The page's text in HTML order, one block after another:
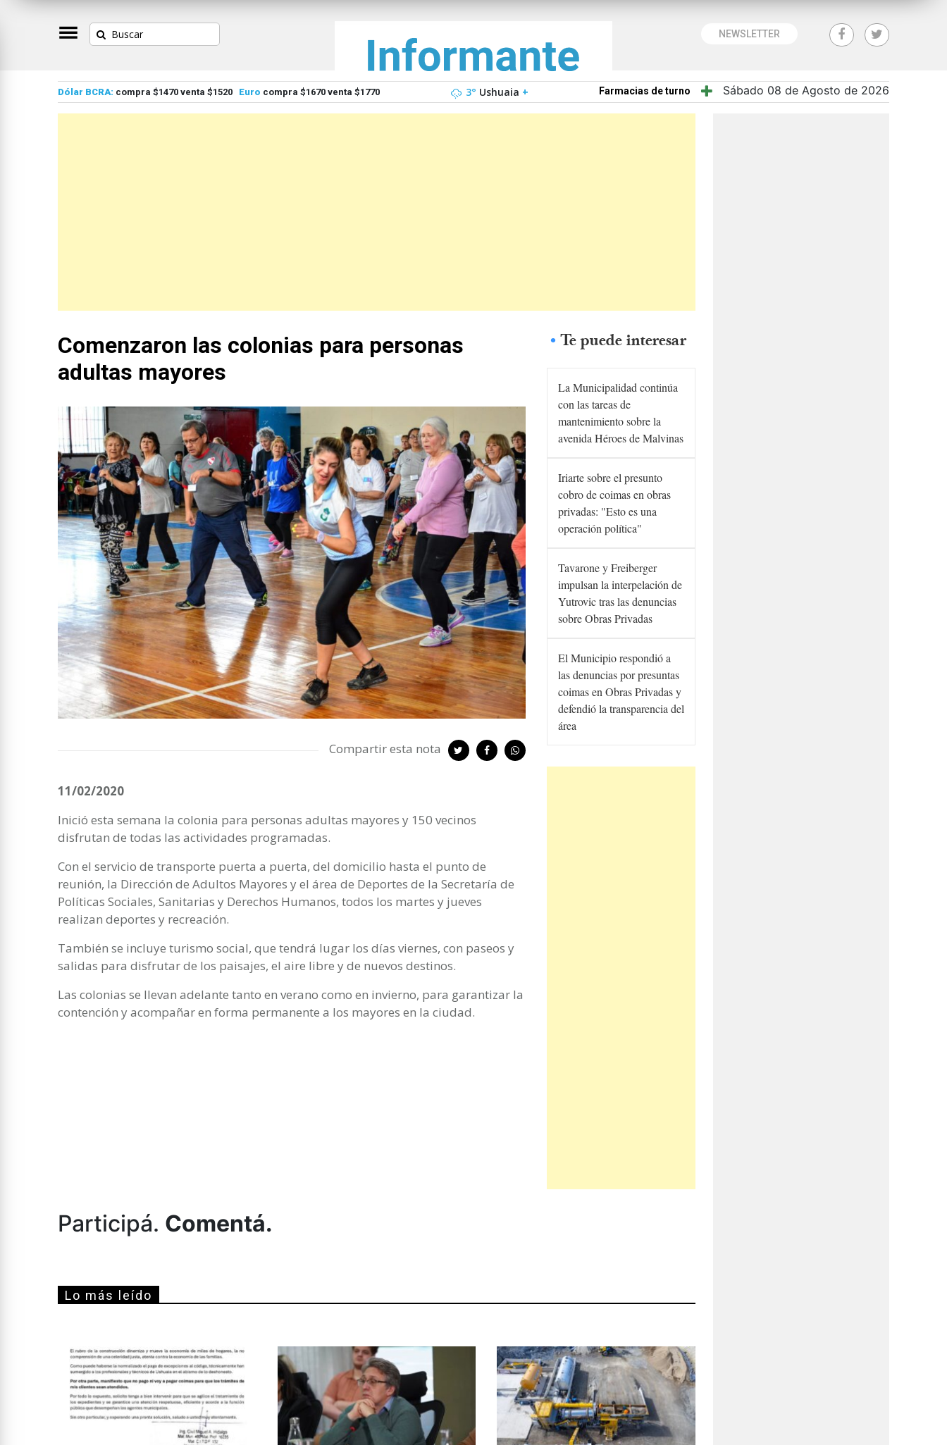
NEWSLETTER
Dólar BCRA: compra $1470 venta $1520 Euro compra $1670 venta $1770 3° Ushuaia + Farmacias de turno Sábado 08 de Agosto de 2026
Comenzaron las colonias para personas
adultas mayores
Compartir esta nota
11/02/2020
Inició esta semana la colonia para personas adultas mayores y 150 vecinos
disfrutan de todas las actividades programadas.
Con el servicio de transporte puerta a puerta, del domicilio hasta el punto de
reunión, la Dirección de Adultos Mayores y el área de Deportes de la Secretaría de
Políticas Sociales, Sanitarias y Derechos Humanos, todos los martes y jueves
realizan deportes y recreación.
También se incluye turismo social, que tendrá lugar los días viernes, con paseos y
salidas para disfrutar de los paisajes, el aire libre y de nuevos destinos.
Las colonias se llevan adelante tanto en verano como en invierno, para garantizar la
contención y acompañar en forma permanente a los mayores en la ciudad.
Te puede interesar
La Municipalidad continúa
con las tareas de
mantenimiento sobre la
avenida Héroes de Malvinas
Iriarte sobre el presunto
cobro de coimas en obras
privadas: "Esto es una
operación política"
Tavarone y Freiberger
impulsan la interpelación de
Yutrovic tras las denuncias
sobre Obras Privadas
El Municipio respondió a
las denuncias por presuntas
coimas en Obras Privadas y
defendió la transparencia del
área
Participá. Comentá.
Lo más leído